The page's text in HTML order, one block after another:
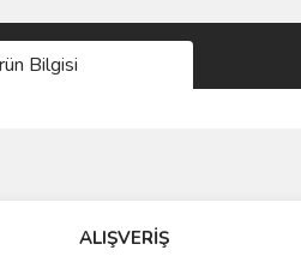
Bilgisi
bozuk veya görüntülenemiyor.
ALIŞVERİŞ